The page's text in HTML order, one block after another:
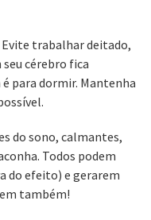
Evite trabalhar deitado,
seu cérebro fica
para dormir. Mantenha
do sono, calmantes,
Todos podem
do efeito) e gerarem
também!